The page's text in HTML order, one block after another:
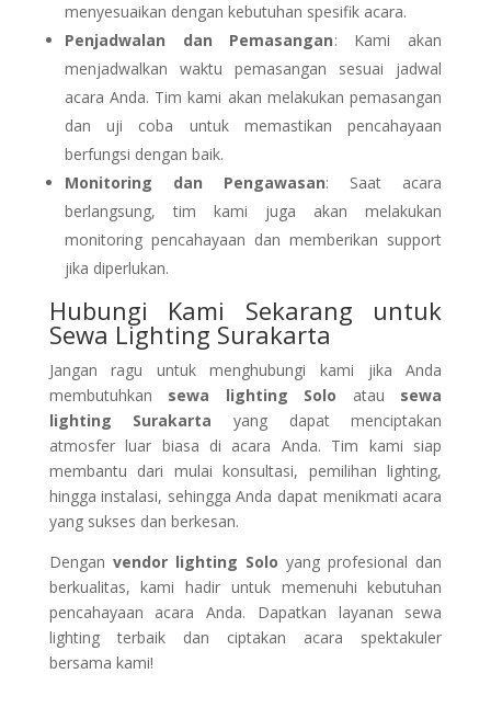
menyesuaikan dengan kebutuhan spesifik acara.
Penjadwalan dan Pemasangan: Kami akan
menjadwalkan waktu pemasangan sesuai jadwal
acara Anda. Tim kami akan melakukan pemasangan
dan uji coba untuk memastikan pencahayaan
berfungsi dengan baik.
Monitoring dan Pengawasan: Saat acara
berlangsung, tim kami juga akan melakukan
monitoring pencahayaan dan memberikan support
jika diperlukan.
Hubungi Kami Sekarang untuk
Sewa Lighting Surakarta
Jangan ragu untuk menghubungi kami jika Anda
membutuhkan sewa lighting Solo atau sewa
lighting Surakarta yang dapat menciptakan
atmosfer luar biasa di acara Anda. Tim kami siap
membantu dari mulai konsultasi, pemilihan lighting,
hingga instalasi, sehingga Anda dapat menikmati acara
yang sukses dan berkesan.
Dengan vendor lighting Solo yang profesional dan
berkualitas, kami hadir untuk memenuhi kebutuhan
pencahayaan acara Anda. Dapatkan layanan sewa
lighting terbaik dan ciptakan acara spektakuler
bersama kami!